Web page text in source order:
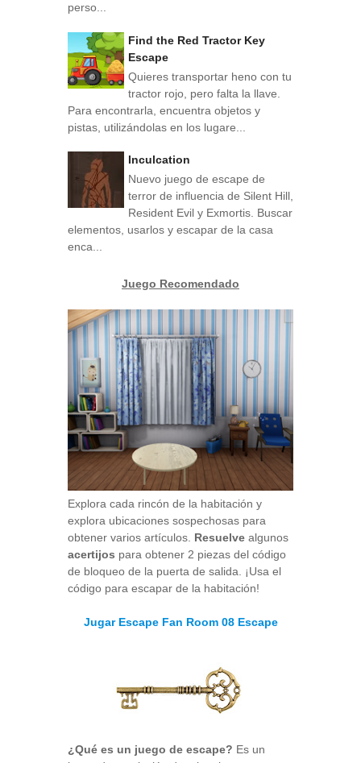
perso...
Find the Red Tractor Key
Escape
Quieres transportar heno con tu
tractor rojo, pero falta la llave.
Para encontrarla, encuentra objetos y
pistas, utilizándolas en los lugare...
Inculcation
Nuevo juego de escape de
terror de influencia de Silent Hill,
Resident Evil y Exmortis. Buscar
elementos, usarlos y escapar de la casa
enca...
Juego Recomendado
Explora cada rincón de la habitación y
explora ubicaciones sospechosas para
obtener varios artículos. Resuelve algunos
acertijos para obtener 2 piezas del código
de bloqueo de la puerta de salida. ¡Usa el
código para escapar de la habitación!
Jugar Escape Fan Room 08 Escape
¿Qué es un juego de escape? Es un